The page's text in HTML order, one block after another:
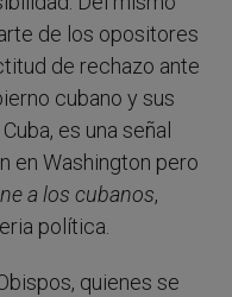
de los opositores
de rechazo ante
cubano y sus
es una señal
en Washington pero
a los cubanos,
política.
quienes se